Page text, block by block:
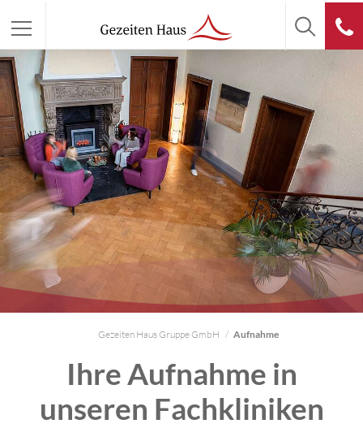
Gezeiten Haus Gruppe GmbH Aufnahme
Ihre Aufnahme in
unseren Fachkliniken